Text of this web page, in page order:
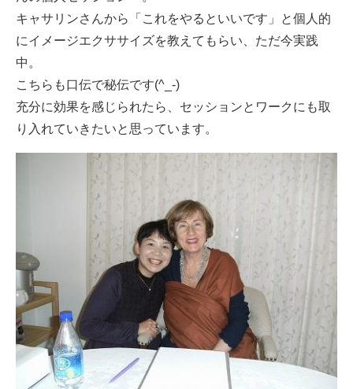
キャサリンさんから「これをやるといいです」と個人的
にイメージエクササイズを教えてもらい、ただ今実践
中。
こちらも口伝で秘伝です(^_-)
充分に効果を感じられたら、セッションとワークにも取
り入れていきたいと思っています。